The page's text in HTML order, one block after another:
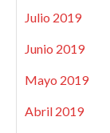
Julio 2019
Junio 2019
Mayo 2019
Abril 2019